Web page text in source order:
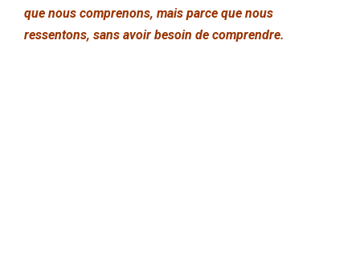
que nous comprenons, mais parce que nous
ressentons, sans avoir besoin de comprendre.